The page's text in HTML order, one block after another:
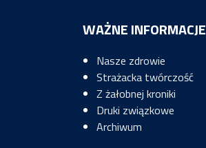
WAŻNE INFORMACJE
Nasze zdrowie
Strażacka twórczość
Z żałobnej kroniki
Druki związkowe
Archiwum